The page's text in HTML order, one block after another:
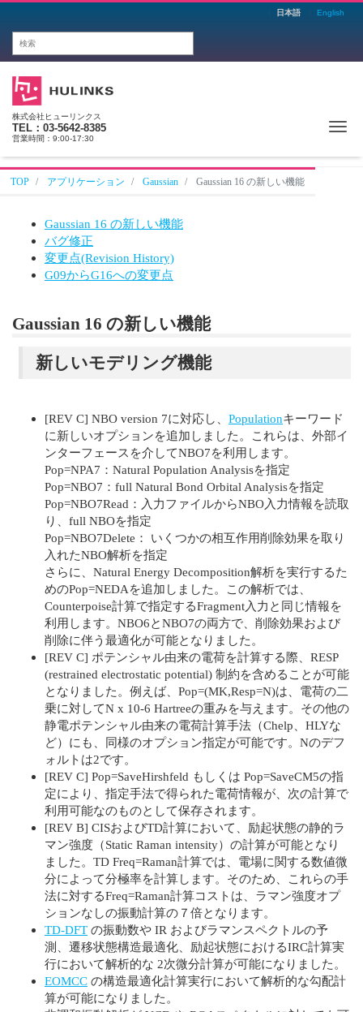
日本語 English
株式会社ヒューリンクス
TEL：03-5642-8385
営業時間：9:00-17:30
TOP アプリケーション Gaussian Gaussian 16 の新しい機能
Gaussian 16 の新しい機能
バグ修正
変更点(Revision History)
G09からG16への変更点
Gaussian 16 の新しい機能
新しいモデリング機能
[REV C] NBO version 7に対応し、 Populationキーワード
に新しいオプションを追加しました。これらは、外部イ
ンターフェースを介してNBO7を利用します。
Pop=NPA7：Natural Population Analysisを指定
Pop=NBO7：full Natural Bond Orbital Analysisを指定
Pop=NBO7Read：入力ファイルからNBO入力情報を読取
り、full NBOを指定
Pop=NBO7Delete： いくつかの相互作用削除効果を取り
入れたNBO解析を指定
さらに、Natural Energy Decomposition解析を実行するた
めのPop=NEDAを追加しました。この解析では、
Counterpoise計算で指定するFragment入力と同じ情報を
利用します。NBO6とNBO7の両方で、削除効果および
削除に伴う最適化が可能となりました。
[REV C] ポテンシャル由来の電荷を計算する際、RESP
(restrained electrostatic potential) 制約を含めることが可能
となりました。例えば、Pop=(MK,Resp=N)は、電荷の二
乗に対してN x 10-6 Hartreeの重みを与えます。その他の
静電ポテンシャル由来の電荷計算手法（Chelp、HLYな
ど）にも、同様のオプション指定が可能です。Nのデフ
ォルトは2です。
[REV C] Pop=SaveHirshfeld もしくは Pop=SaveCM5の指
定により、指定手法で得られた電荷情報が、次の計算で
利用可能なのものとして保存されます。
[REV B] CISおよびTD計算において、励起状態の静的ラ
マン強度（Static Raman intensity）の計算が可能となり
ました。TD Freq=Raman計算では、電場に関する数値微
分によって分極率を計算します。そのため、これらの手
法に対するFreq=Raman計算コストは、ラマン強度オプ
ションなしの振動計算の７倍となります。
TD-DFT の振動数や IR およびラマンスペクトルの予
測、遷移状態構造最適化、励起状態におけるIRC計算実
行において解析的な 2次微分計算が可能になりました。
EOMCC の構造最適化計算実行において解析的な勾配計
算が可能になりました。